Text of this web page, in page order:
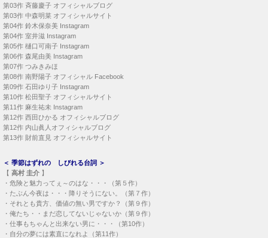
第03作 斉藤慶子 オフィシャルブログ
第03作 中森明菜 オフィシャルサイト
第04作 鈴木保奈美 Instagram
第04作 室井滋 Instagram
第05作 樋口可南子 Instagram
第06作 森尾由美 Instagram
第07作 つみきみほ
第08作 南野陽子 オフィシャル Facebook
第09作 石田ゆり子 Instagram
第10作 松田聖子 オフィシャルサイト
第11作 麻生祐未 Instagram
第12作 西田ひかる オフィシャルブログ
第12作 内山眞人オフィシャルブログ
第13作 財前直見 オフィシャルサイト
＜ 季節はずれの しびれる台詞 ＞
【 高村 圭介 】
・ 危険と魅力ってぇ～のはな・・・（第５作）
・ たぶん今夜は・・・降りそうにない。（第７作）
・ それとも貴方、価値の無い男ですか？（第９作）
・ 俺たち・・まだ恋してないじゃないか（第９作）
・ 仕事もちゃんと出来ない男に・・・（第10作）
・ 自分の夢には素直になれよ（第11作）